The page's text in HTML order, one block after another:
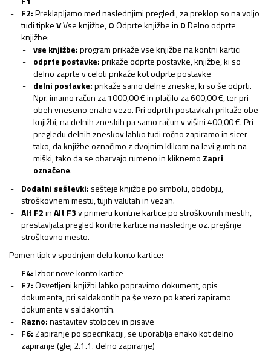
F2:Preklapljamo med naslednjimi pregledi, za preklop so na voljo
tudi tipkeVVse knjižbe,OOdprte knjižbe in DDelno odprte
knjižbe:
vse knjižbe:program prikaže vse knjižbe na kontni kartici
odprte postavke:prikaže odprte postavke, knjižbe, ki so
delno zaprte v celoti prikaže kot odprte postavke
delni postavke:prikaže samo delne zneske, ki so še odprti.
Npr. imamo račun za 1000,00 € in plačilo za 600,00 €, ter pri
obeh vneseno enako vezo. Pri odprtih postavkah prikaže obe
knjižbi, na delnih zneskih pa samo račun v višini 400,00 €. Pri
pregledu delnih zneskov lahko tudi ročno zapiramo in sicer
tako, da knjižbe označimo z dvojnim klikom na levi gumb na
miški, tako da se obarvajo rumeno in kliknemo Zapri
označene.
Dodatni seštevki: sešteje knjižbe po simbolu, obdobju,
stroškovnem mestu, tujih valutah in vezah.
Alt F2inAlt F3v primeru kontne kartice po stroškovnih mestih,
prestavljata pregled kontne kartice na naslednje oz. prejšnje
stroškovno mesto.
Pomen tipk v spodnjem delu konto kartice:
F4:Izbor nove konto kartice
F7:Osvetljeni knjižbi lahko popravimo dokument, opis
dokumenta, pri saldakontih pa še vezo po kateri zapiramo
dokumente v saldakontih.
Razno:nastavitev stolpcev in pisave
F6:Zapiranje po specifikaciji, se uporablja enako kot delno
zapiranje (glej 2.1.1. delno zapiranje)